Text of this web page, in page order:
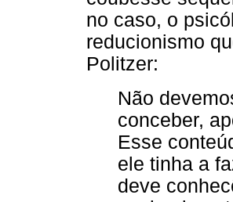
no caso, o
reducionismo
Politzer:
Não
conceber,
Esse
ele tinha a
deve